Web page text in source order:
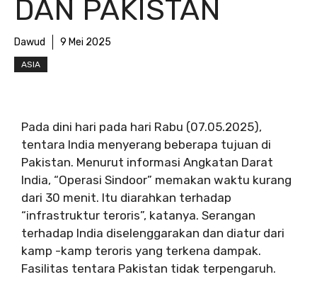
DAN PAKISTAN
Dawud 9 Mei 2025
ASIA
Pada dini hari pada hari Rabu (07.05.2025),
tentara India menyerang beberapa tujuan di
Pakistan. Menurut informasi Angkatan Darat
India, “Operasi Sindoor” memakan waktu kurang
dari 30 menit. Itu diarahkan terhadap
“infrastruktur teroris”, katanya. Serangan
terhadap India diselenggarakan dan diatur dari
kamp -kamp teroris yang terkena dampak.
Fasilitas tentara Pakistan tidak terpengaruh.